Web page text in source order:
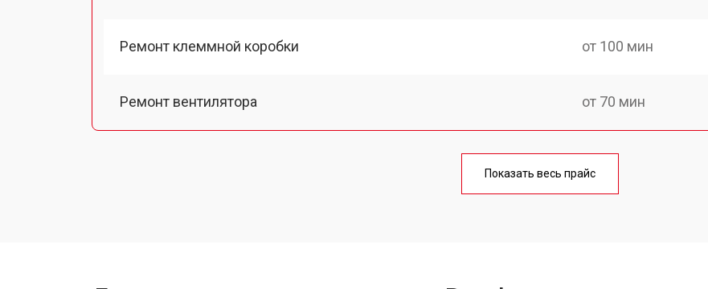
Ремонт клеммной коробки от 100 мин
Ремонт вентилятора от 70 мин
от 120 мин
Показать весь прайс